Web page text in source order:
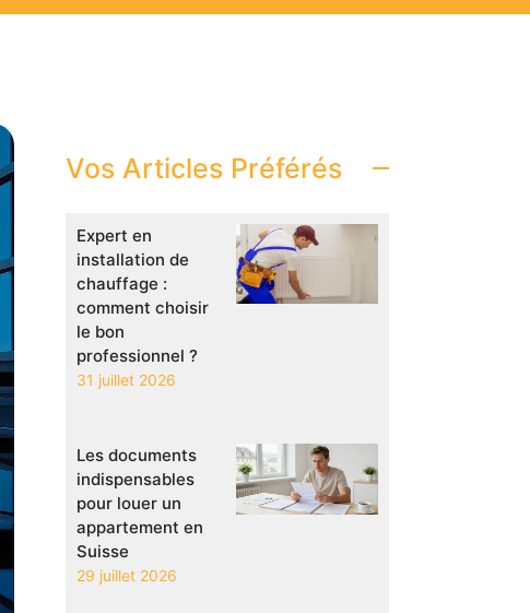
Vos Articles Préférés
Expert en
installation de
chauffage :
comment choisir
le bon
professionnel ?
31 juillet 2026
Les documents
indispensables
pour louer un
appartement en
Suisse
29 juillet 2026